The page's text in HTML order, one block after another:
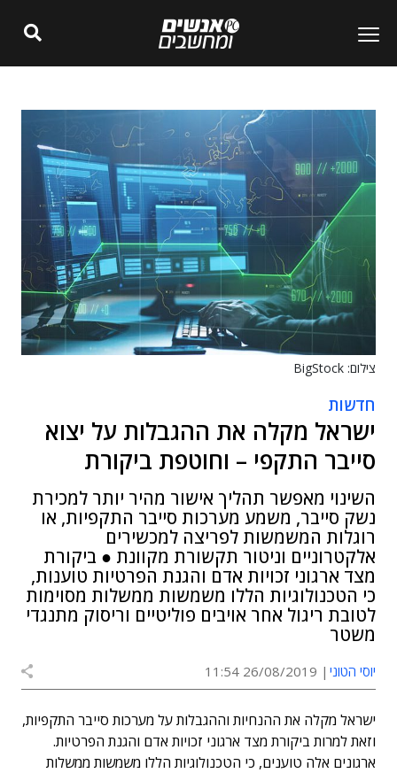
צילום: BigStock
חדשות
ישראל מקלה את ההגבלות על יצוא
סייבר התקפי – וחוטפת ביקורת
השינוי מאפשר תהליך אישור מהיר יותר למכירת
נשק סייבר, משמע מערכות סייבר התקפיות, או
רוגלות המשמשות לפריצה למכשירים
אלקטרוניים וניטור תקשורת מקוונת ● ביקורת
מצד ארגוני זכויות אדם והגנת הפרטיות טוענות,
כי הטכנולוגיות הללו משמשות ממשלות מסוימות
לטובת ריגול אחר אויבים פוליטיים וריסוק מתנגדי
משטר
יוסי הטוני 26/08/2019 11:54
ישראל מקלה את ההנחיות וההגבלות על מערכות סייבר התקפיות,
וזאת למרות ביקורת מצד ארגוני זכויות אדם והגנת הפרטיות.
ארגונים אלה טוענים, כי הטכנולוגיות הללו משמשות ממשלות